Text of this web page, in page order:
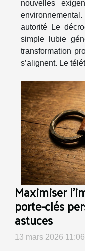
nouvelles
autorité Le
simple lubie
transformation
s’alignent. Le
Maximiser
porte-clés
astuces
13 mars 2026 11:06